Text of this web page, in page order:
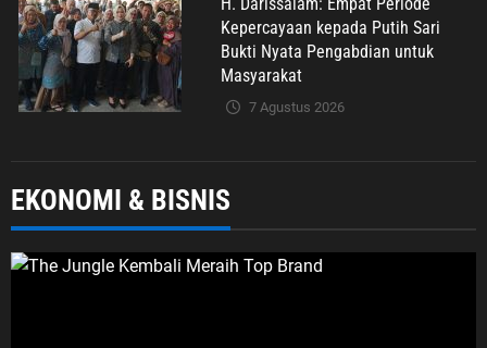
Nilai Empat Pilar MPR RI Demi
Menjaga Persatuan dan
Mewujudkan Indonesia Maju
Dugaan TPPO TKW Cirebon di Mesir,
Pemerintah Diminta Bertindak
Cepat
7 Agustus 2026
EKONOMI & BISNIS